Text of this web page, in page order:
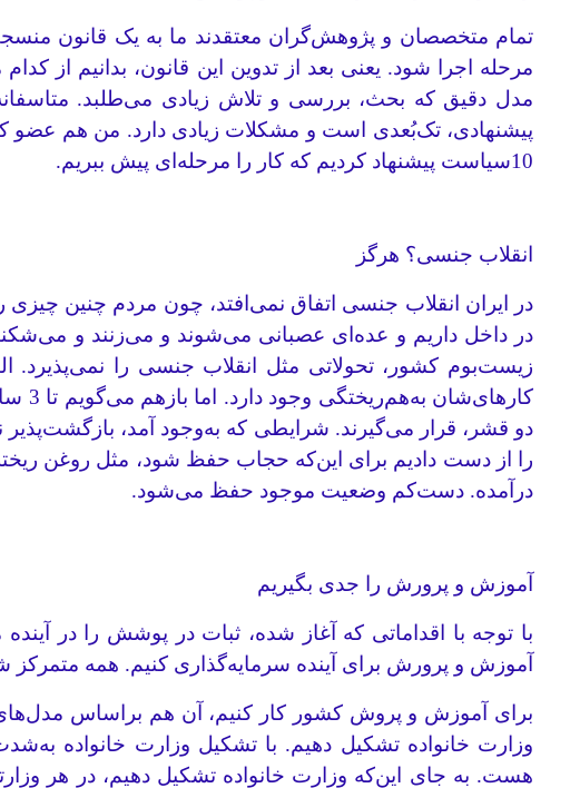
تمام متخصصان و پژوهش‌گران معتقدند ما به یک قانون منسجم
مرحله اجرا شود. یعنی بعد از تدوین این قانون، بدانیم از
مدل دقیق که بحث، بررسی و تلاش زیادی می‌طلبد.
پیشنهادی، تک‌بُعدی است و مشکلات زیادی دارد. من هم عضو
10سیاست پیشنهاد کردیم که کار را مرحله‌ای پیش ببریم.
انقلاب جنسی؟ هرگز
در ایران انقلاب جنسی اتفاق نمی‌افتد، چون مردم چنین
در داخل داریم و عده‌ای عصبانی می‌شوند و می‌زنند و
زیست‌بوم کشور، تحولاتی مثل انقلاب جنسی را نمی‌پذیرد.
را از دست دادیم برای این‌که حجاب حفظ شود، مثل روغن
درآمده. دست‌کم وضعیت موجود حفظ می‌شود.
آموزش و پرورش را جدی بگیریم
با توجه با اقداماتی که آغاز شده، ثبات در پوشش را در
آموزش و پرورش برای آینده سرمایه‌گذاری کنیم. همه متمرکز
برای آموزش و پروش کشور کار کنیم، آن هم براساس مدل‌های
وزارت خانواده تشکیل دهیم. با تشکیل وزارت خانواده